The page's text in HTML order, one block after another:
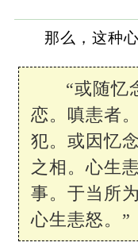
那么，这种
“或随忆
恋。嗔恚者
犯。或因忆
之相。心生
事。于当所
心生恚怒。”